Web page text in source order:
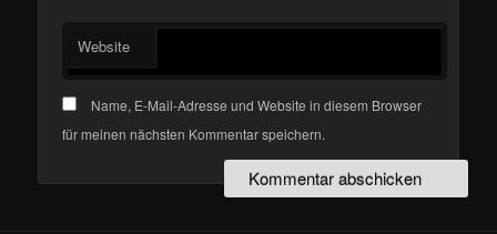
Website
Name, E-Mail-Adresse und Website in diesem Browser
für meinen nächsten Kommentar speichern.